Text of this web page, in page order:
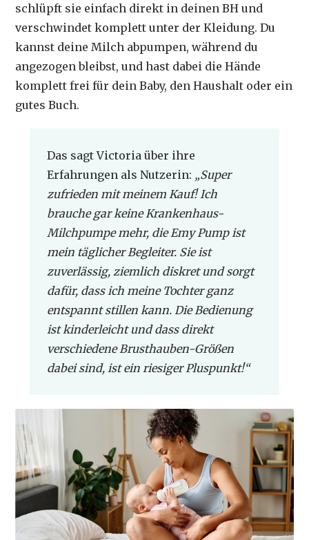
schlüpft sie einfach direkt in deinen BH und
verschwindet komplett unter der Kleidung. Du
kannst deine Milch abpumpen, während du
angezogen bleibst, und hast dabei die Hände
komplett frei für dein Baby, den Haushalt oder ein
gutes Buch.
Das sagt Victoria über ihre
Erfahrungen als Nutzerin: „Super
zufrieden mit meinem Kauf! Ich
brauche gar keine Krankenhaus-
Milchpumpe mehr, die Emy Pump ist
mein täglicher Begleiter. Sie ist
zuverlässig, ziemlich diskret und sorgt
dafür, dass ich meine Tochter ganz
entspannt stillen kann. Die Bedienung
ist kinderleicht und dass direkt
verschiedene Brusthauben-Größen
dabei sind, ist ein riesiger Pluspunkt!“